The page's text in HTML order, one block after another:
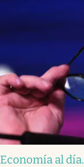
Economía al día.